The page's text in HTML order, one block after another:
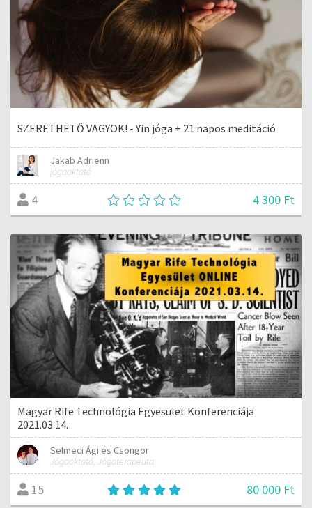
SZERETHETŐ VAGYOK! - Yin jóga + 21 napos meditáció
Jakab Adrienn
jógaoktató
4 4 300 Ft
Magyar Rife Technológia Egyesület Konferenciája
2021.03.14.
Selmeci Ági és Csongor
Jógaoktató, Jógaterapeuta
15 80 000 Ft